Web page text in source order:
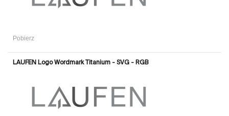
Pobierz
LAUFEN Logo Wordmark Titanium - SVG - RGB